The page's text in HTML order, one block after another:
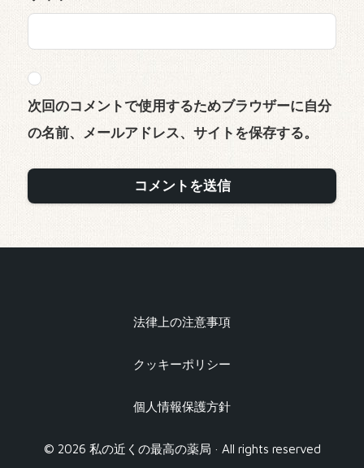
次回のコメントで使用するためブラウザーに自分
の名前、メールアドレス、サイトを保存する。
法律上の注意事項
クッキーポリシー
個人情報保護方針
© 2026 私の近くの最高の薬局 · All rights reserved